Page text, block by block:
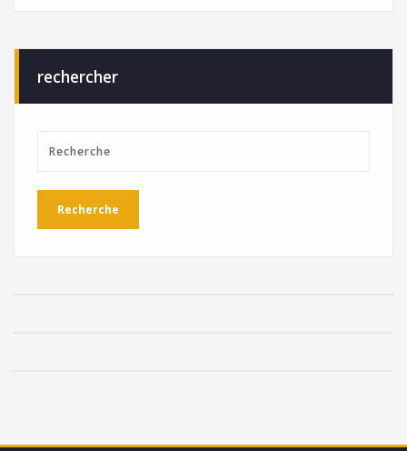
rechercher